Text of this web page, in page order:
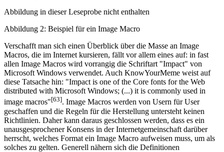
Abbildung in dieser Leseprobe nicht enthalten
Abbildung 2: Beispiel für ein Image Macro
Verschafft man sich einen Überblick über die Masse an Image
Macros, die im Internet kursieren, fällt vor allem eines auf: in fast
allen Image Macros wird vorrangig die Schriftart "Impact" von
Microsoft Windows verwendet. Auch KnowYourMeme weist auf
diese Tatsache hin: "Impact is one of the Core fonts for the Web
distributed with Microsoft Windows; (...) it is commonly used in
image macros"[63]. Image Macros werden von Usern für User
geschaffen und die Regeln für die Herstellung untersteht keinen
Richtlinien. Daher kann daraus geschlossen werden, dass es ein
unausgesprochener Konsens in der Internetgemeinschaft darüber
herrscht, welches Format ein Image Macro aufweisen muss, um als
solches zu gelten. Generell nähern sich die Definitionen